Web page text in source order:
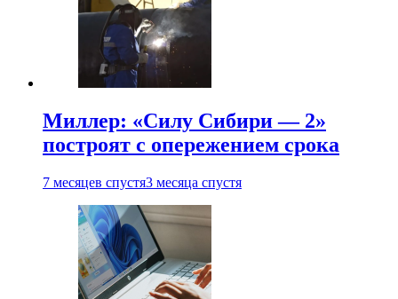
Миллер: «Силу Сибири — 2»
построят с опережением срока
7 месяцев спустя3 месяца спустя